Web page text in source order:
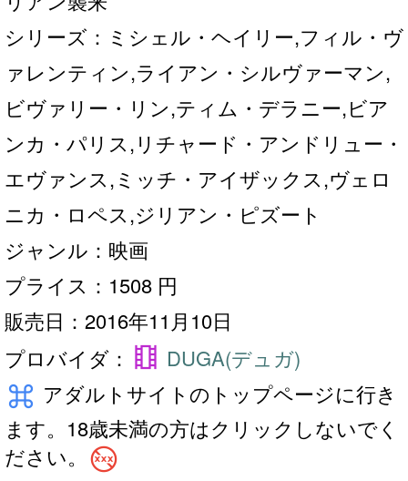
シリーズ：ミシェル・ヘイリー,フィル・ヴ
ァレンティン,ライアン・シルヴァーマン,
ビヴァリー・リン,ティム・デラニー,ビア
ンカ・パリス,リチャード・アンドリュー・
エヴァンス,ミッチ・アイザックス,ヴェロ
ニカ・ロペス,ジリアン・ピズート
ジャンル：映画
プライス：1508 円
販売日：2016年11月10日
プロバイダ： theaters DUGA(デュガ)
keyboard_command_key アダルトサイトのトップページに行き
ます。18歳未満の方はクリックしないでく
ださい。 no_adult_content